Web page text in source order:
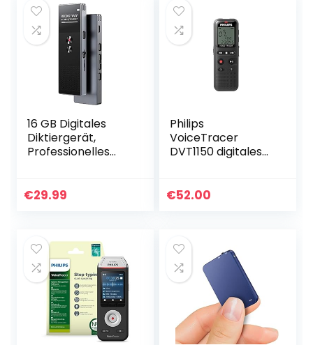
16 GB Digitales
Diktiergerät,
Professionelles
Sprachaktivierter
€29.99
Philips
VoiceTracer
DVT1150 digitales
Aufnahmegerät,
€52.00